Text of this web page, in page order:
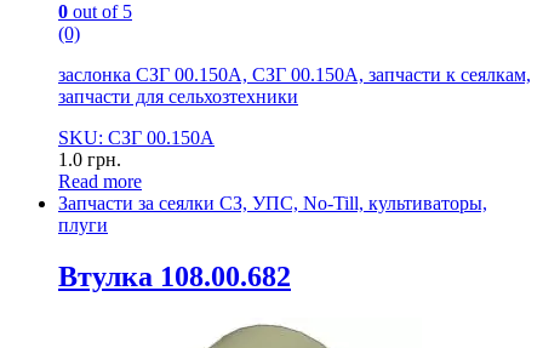
0 out of 5
(0)
заслонка СЗГ 00.150А, СЗГ 00.150А, запчасти к сеялкам,
запчасти для сельхозтехники
SKU: СЗГ 00.150А
1.0 грн.
Read more
Запчасти за сеялки СЗ, УПС, No-Till, культиваторы,
плуги
Втулка 108.00.682